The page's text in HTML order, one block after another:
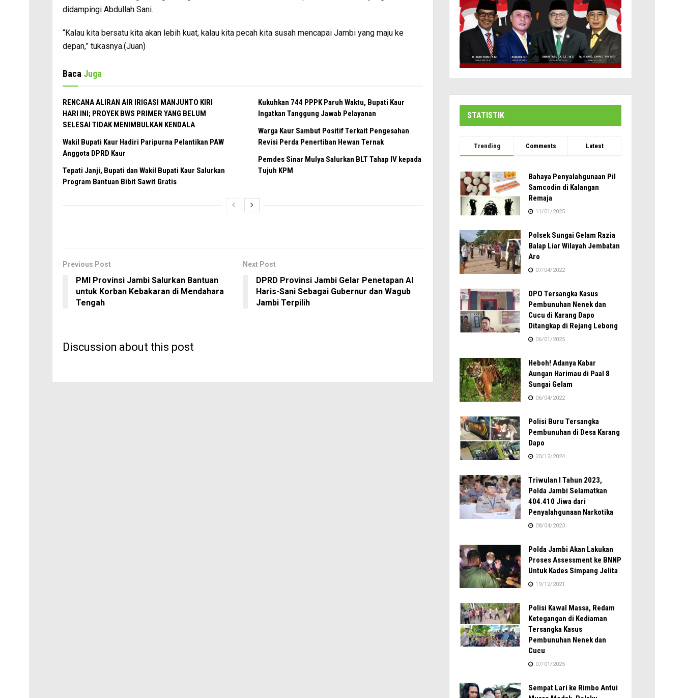
didampingi Abdullah Sani.
“Kalau kita bersatu kita akan lebih kuat, kalau kita pecah kita susah mencapai Jambi yang maju ke
depan,” tukasnya.(Juan)
Baca Juga
RENCANA ALIRAN AIR IRIGASI MANJUNTO KIRI
HARI INI; PROYEK BWS PRIMER YANG BELUM
SELESAI TIDAK MENIMBULKAN KENDALA
Wakil Bupati Kaur Hadiri Paripurna Pelantikan PAW
Anggota DPRD Kaur
Tepati Janji, Bupati dan Wakil Bupati Kaur Salurkan
Program Bantuan Bibit Sawit Gratis
Kukuhkan 744 PPPK Paruh Waktu, Bupati Kaur
Ingatkan Tanggung Jawab Pelayanan
Warga Kaur Sambut Positif Terkait Pengesahan
Revisi Perda Penertiban Hewan Ternak
Pemdes Sinar Mulya Salurkan BLT Tahap IV kepada
Tujuh KPM
Previous Post
PMI Provinsi Jambi Salurkan Bantuan
untuk Korban Kebakaran di Mendahara
Tengah
Next Post
DPRD Provinsi Jambi Gelar Penetapan Al
Haris-Sani Sebagai Gubernur dan Wagub
Jambi Terpilih
Discussion about this post
STATISTIK
Trending Comments Latest
Bahaya Penyalahgunaan Pil
Samcodin di Kalangan
Remaja
11/01/2025
Polsek Sungai Gelam Razia
Balap Liar Wilayah Jembatan
Aro
07/04/2022
DPO Tersangka Kasus
Pembunuhan Nenek dan
Cucu di Karang Dapo
Ditangkap di Rejang Lebong
06/01/2025
Heboh! Adanya Kabar
Aungan Harimau di Paal 8
Sungai Gelam
06/04/2022
Polisi Buru Tersangka
Pembunuhan di Desa Karang
Dapo
20/12/2024
Triwulan I Tahun 2023,
Polda Jambi Selamatkan
404.410 Jiwa dari
Penyalahgunaan Narkotika
08/04/2023
Polda Jambi Akan Lakukan
Proses Assessment ke BNNP
Untuk Kades Simpang Jelita
19/12/2021
Polisi Kawal Massa, Redam
Ketegangan di Kediaman
Tersangka Kasus
Pembunuhan Nenek dan
Cucu
07/01/2025
Sempat Lari ke Rimbo Antui